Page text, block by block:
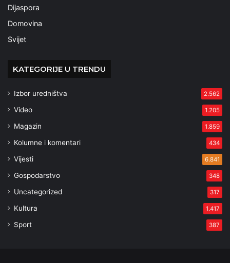
Dijaspora
Domovina
Svijet
KATEGORIJE U TRENDU
Izbor uredništva 2.562
Video 1.205
Magazin 1.859
Kolumne i komentari 434
Vijesti 6.841
Gospodarstvo 348
Uncategorized 317
Kultura 1.417
Sport 387